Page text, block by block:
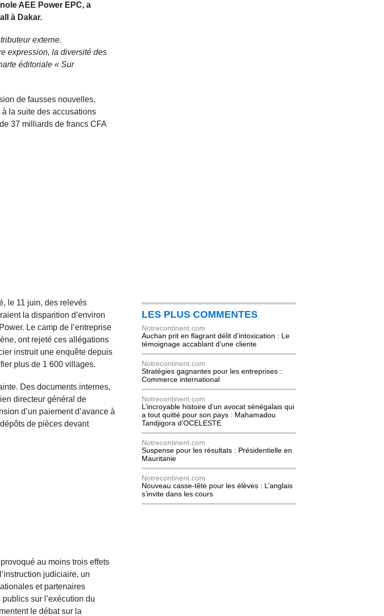
AEE Power EPC, a
à Dakar.
externe.
expression, la diversité des
éditoriale « Sur
de fausses nouvelles,
la suite des accusations
37 milliards de francs CFA
le 11 juin, des relevés
la disparition d’environ
Le camp de l’entreprise
ont rejeté ces allégations
instruit une enquête depuis
plus de 1 600 villages.
Des documents internes,
directeur général de
d’un paiement d’avance à
de pièces devant
au moins trois effets
judiciaire, un
et partenaires
sur l’exécution du
le débat sur la
LES PLUS COMMENTES
Notrecontinent.com
Auchan prit en flagrant délit d’intoxication : Le
témoignage accablant d’une cliente
Notrecontinent.com
Stratégies gagnantes pour les entreprises :
Commerce international
Notrecontinent.com
L’incroyable histoire d’un avocat sénégalais qui
a tout quitté pour son pays : Mahamadou
Tandjigora d’OCELESTE
Notrecontinent.com
Suspense pour les résultats : Présidentielle en
Mauritanie
Notrecontinent.com
Nouveau casse-tête pour les élèves : L’anglais
s’invite dans les cours